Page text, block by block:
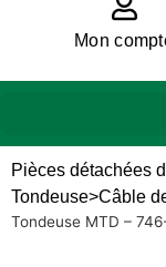
Mon
Pièces détachées
Tondeuse>Câble
Tondeuse MTD –